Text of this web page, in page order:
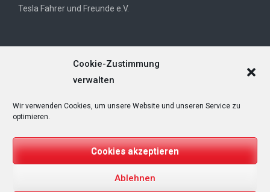
Cookie-Zustimmung
verwalten
Wir verwenden Cookies, um unsere Website und unseren Service zu
optimieren.
Cookies akzeptieren
Ablehnen
Tesla Fahrer und Freunde e.V.
Tesla Owners Club Helvetia (TOCH)
T&Emagazin – Tesla, E-Mobilität, Regenerative